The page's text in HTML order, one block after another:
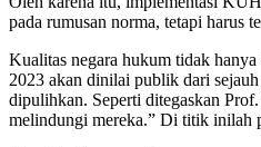
pada rumusan norma, tetapi harus
Kualitas negara hukum tidak
2023 akan dinilai publik dari
dipulihkan. Seperti ditegaskan
melindungi mereka.” Di titik inilah